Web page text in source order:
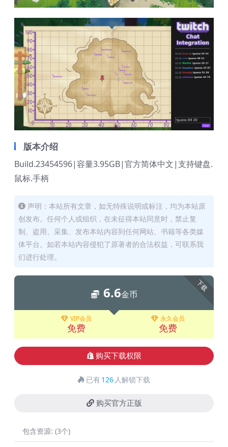
版本介绍
Build.23454596|容量3.95GB|官方简体中文|支持键盘.
鼠标.手柄
声明：本站所有文章，如无特殊说明或标注，均为本站原
创发布。任何个人或组织，在未征得本站同意时，禁止复
制、盗用、采集、发布本站内容到任何网站、书籍等各类媒
体平台。如若本站内容侵犯了原著者的合法权益，可联系我
们进行处理。
下载
6.6金币
VIP会员
免费
永久会员
免费
购买下载权限
已有126 人解锁下载
购买官方正版
包含资源: (3个)